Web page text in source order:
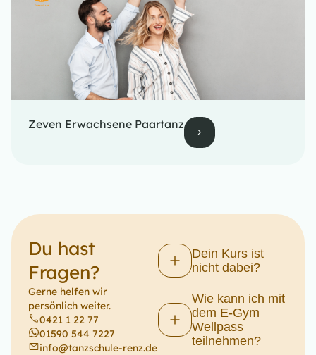
Zeven Erwachsene Paartanz
Du hast
Fragen?​
Gerne helfen wir
persönlich weiter.
0421 1 22 77
01590 544 7227
info@tanzschule-renz.de
Dein Kurs ist
nicht dabei?
Wie kann ich mit
dem E-Gym
Wellpass
teilnehmen?